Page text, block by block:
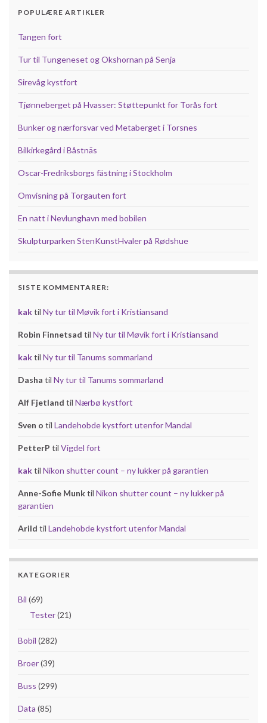
POPULÆRE ARTIKLER
Tangen fort
Tur til Tungeneset og Okshornan på Senja
Sirevåg kystfort
Tjønneberget på Hvasser: Støttepunkt for Torås fort
Bunker og nærforsvar ved Metaberget i Torsnes
Bilkirkegård i Båstnäs
Oscar-Fredriksborgs fästning i Stockholm
Omvisning på Torgauten fort
En natt i Nevlunghavn med bobilen
Skulpturparken StenKunstHvaler på Rødshue
SISTE KOMMENTARER:
kaktil Ny tur til Møvik fort i Kristiansand
Robin Finnetsad til Ny tur til Møvik fort i Kristiansand
kaktil Ny tur til Tanums sommarland
Dasha til Ny tur til Tanums sommarland
Alf Fjetland til Nærbø kystfort
Sven o til Landehobde kystfort utenfor Mandal
PetterP til Vigdel fort
kaktil Nikon shutter count – ny lukker på garantien
Anne-Sofie Munktil Nikon shutter count – ny lukker på
garantien
Arild til Landehobde kystfort utenfor Mandal
KATEGORIER
Bil (69)
Tester(21)
Bobil (282)
Broer(39)
Buss (299)
Data (85)